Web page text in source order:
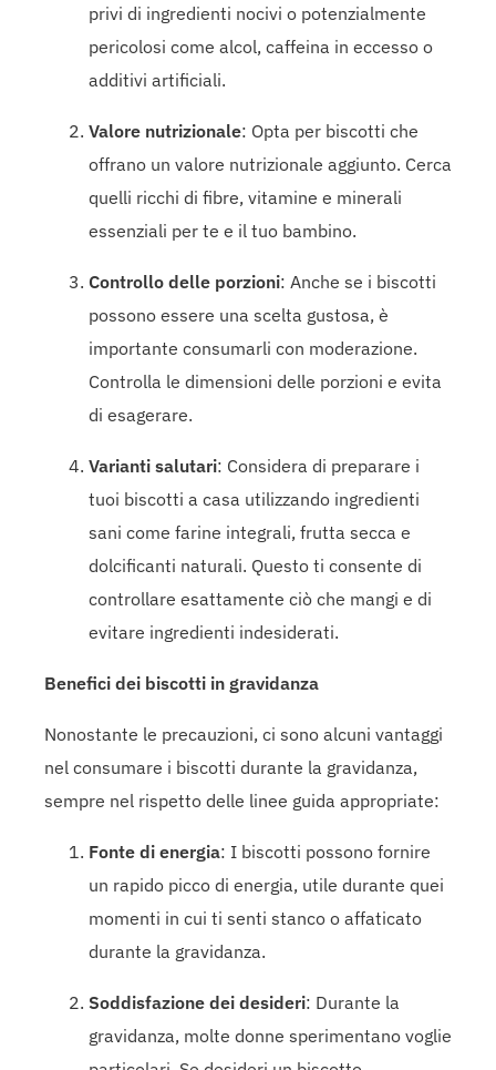
privi di ingredienti nocivi o potenzialmente
pericolosi come alcol, caffeina in eccesso o
additivi artificiali.
Valore nutrizionale: Opta per biscotti che
offrano un valore nutrizionale aggiunto. Cerca
quelli ricchi di fibre, vitamine e minerali
essenziali per te e il tuo bambino.
Controllo delle porzioni: Anche se i biscotti
possono essere una scelta gustosa, è
importante consumarli con moderazione.
Controlla le dimensioni delle porzioni e evita
di esagerare.
Varianti salutari: Considera di preparare i
tuoi biscotti a casa utilizzando ingredienti
sani come farine integrali, frutta secca e
dolcificanti naturali. Questo ti consente di
controllare esattamente ciò che mangi e di
evitare ingredienti indesiderati.
Benefici dei biscotti in gravidanza
Nonostante le precauzioni, ci sono alcuni vantaggi
nel consumare i biscotti durante la gravidanza,
sempre nel rispetto delle linee guida appropriate:
Fonte di energia: I biscotti possono fornire
un rapido picco di energia, utile durante quei
momenti in cui ti senti stanco o affaticato
durante la gravidanza.
Soddisfazione dei desideri: Durante la
gravidanza, molte donne sperimentano voglie